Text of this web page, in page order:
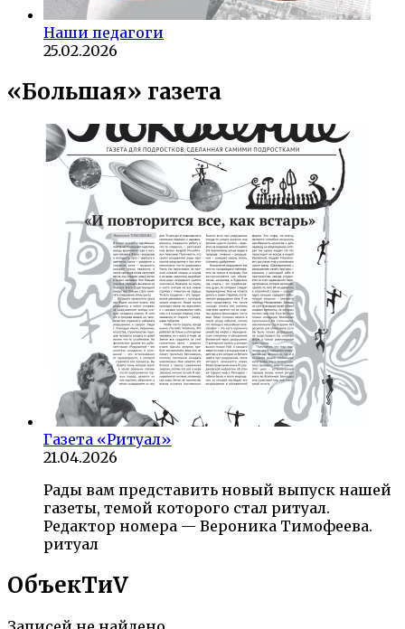
Наши педагоги
25.02.2026
«Большая» газета
Газета «Ритуал»
21.04.2026
Рады вам представить новый выпуск нашей
газеты, темой которого стал ритуал.
Редактор номера — Вероника Тимофеева.
ритуал
ОбъекTиV